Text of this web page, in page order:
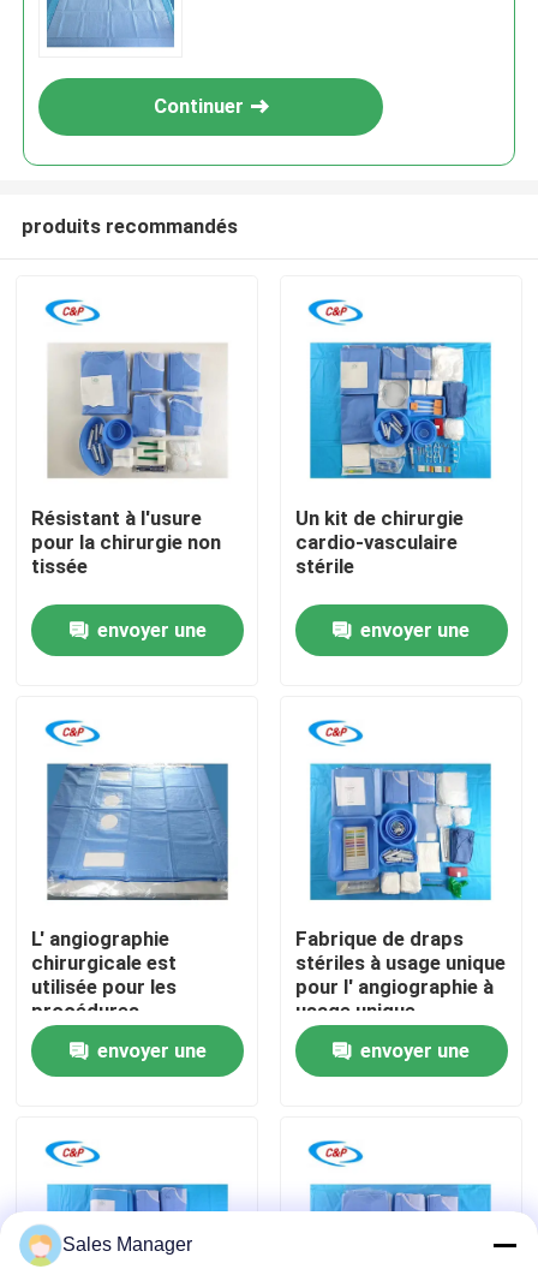
À la maison
Produits
Vidéos
Le spectacle VR
À propos de nous
Visite de l'usine
Contrôle de la qualité
Nouvelles
Les affaires
Continuer
produits recommandés
Résistant à l'usure
pour la chirurgie non
tissée
envoyer une
Un kit de chirurgie
cardio-vasculaire
stérile
envoyer une
L' angiographie
chirurgicale est
utilisée pour les
procédures
angiographiques.
envoyer une
Fabrique de draps
stériles à usage unique
pour l' angiographie à
usage unique
envoyer une
Sales Manager